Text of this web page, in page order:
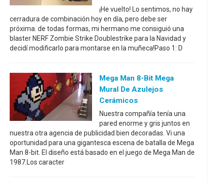
¡He vuelto! Lo sentimos, no hay
cerradura de combinación hoy en día, pero debe ser
próxima. de todas formas, mi hermano me consiguió una
blaster NERF Zombie Strike Doublestrike para la Navidad y
decidí modificarlo para montarse en la muñeca!Paso 1: D
Mega Man 8-Bit Mega
Mural De Azulejos
Cerámicos
Nuestra compañía tenía una
pared enorme y gris juntos en
nuestra otra agencia de publicidad bien decoradas. Vi una
oportunidad para una gigantesca escena de batalla de Mega
Man 8-bit. El diseño está basado en el juego de Mega Man de
1987.Los caracter